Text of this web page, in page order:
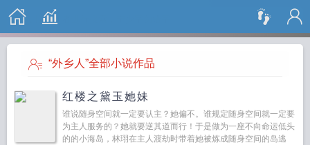
搜 索
“外乡人”全部小说作品
红楼之黛玉她妹
谁说随身空间就一定要认主？她偏不。谁规定随身空间就一定要
为主人服务的？她就要逆其道而行！于是做为一座不向命运低头
的的小海岛，林珝在主人渡劫时带着她被炼成随身空间的岛逃